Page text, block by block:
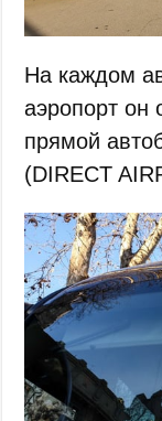
На каждом
аэропорт он
прямой
(DIRECT